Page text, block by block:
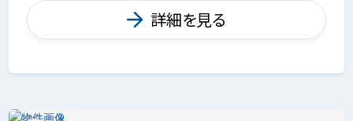
詳細を見る